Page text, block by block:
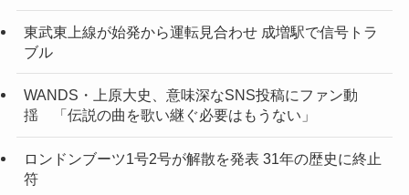
東武東上線が始発から運転見合わせ 成増駅で信号トラ
ブル
WANDS・上原大史、意味深なSNS投稿にファン動
揺 「伝説の曲を歌い継ぐ必要はもうない」
ロンドンブーツ1号2号が解散を発表 31年の歴史に終止
符